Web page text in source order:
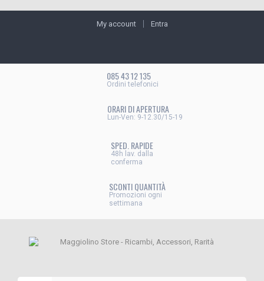
My account Entra
085 43 12 135
Ordini telefonici
ORARI DI APERTURA
Lun-Ven: 9-12.30/15-19
SPED. RAPIDE
48h lav. dalla
conferma
SCONTI QUANTITÀ
Promozioni ogni
settimana